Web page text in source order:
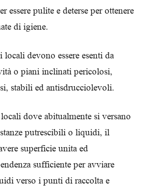
essere pulite e deterse per ottenere
di igiene.
devono essere esenti da
o piani inclinati pericolosi,
stabili ed antisdrucciolevoli.
dove abitualmente si versano
putrescibili o liquidi, il
superficie unita ed
sufficiente per avviare
verso i punti di raccolta e